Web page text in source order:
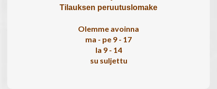
Tilauksen peruutuslomake
Olemme avoinna
ma - pe 9 - 17
la 9 - 14
su suljettu